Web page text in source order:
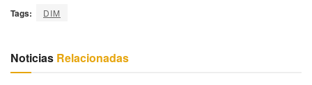
Tags: DIM
Noticias Relacionadas